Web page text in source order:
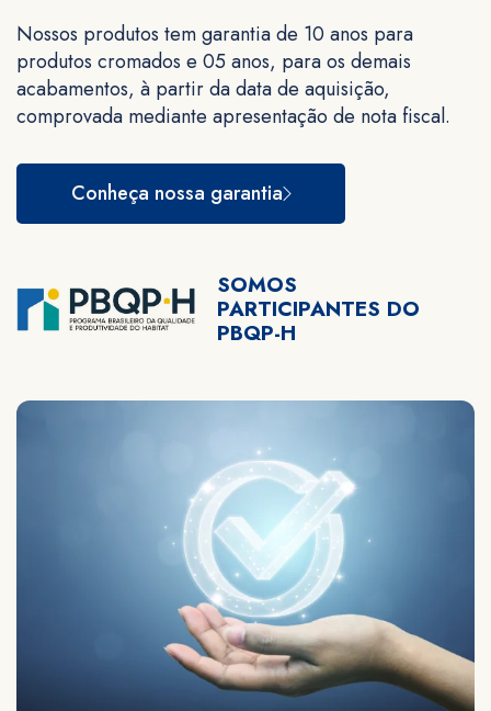
Nossos produtos tem garantia de 10 anos para
produtos cromados e 05 anos, para os demais
acabamentos, à partir da data de aquisição,
comprovada mediante apresentação de nota fiscal.
Conheça nossa garantia
SOMOS
PARTICIPANTES DO
PBQP-H